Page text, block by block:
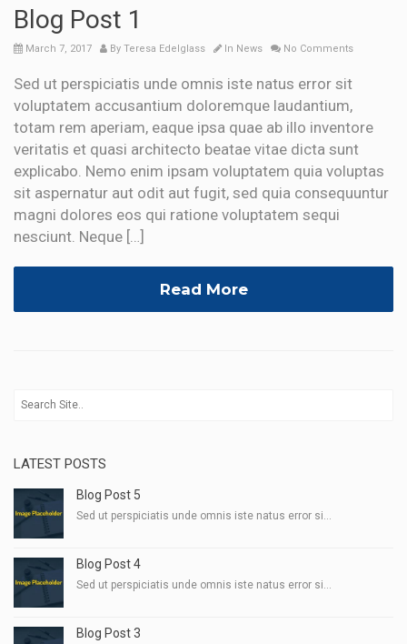
Blog Post 1
March 7, 2017 By Teresa Edelglass In News No Comments
Sed ut perspiciatis unde omnis iste natus error sit
voluptatem accusantium doloremque laudantium,
totam rem aperiam, eaque ipsa quae ab illo inventore
veritatis et quasi architecto beatae vitae dicta sunt
explicabo. Nemo enim ipsam voluptatem quia voluptas
sit aspernatur aut odit aut fugit, sed quia consequuntur
magni dolores eos qui ratione voluptatem sequi
nesciunt. Neque […]
Read More
LATEST POSTS
Blog Post 5
Sed ut perspiciatis unde omnis iste natus error si...
Blog Post 4
Sed ut perspiciatis unde omnis iste natus error si...
Blog Post 3